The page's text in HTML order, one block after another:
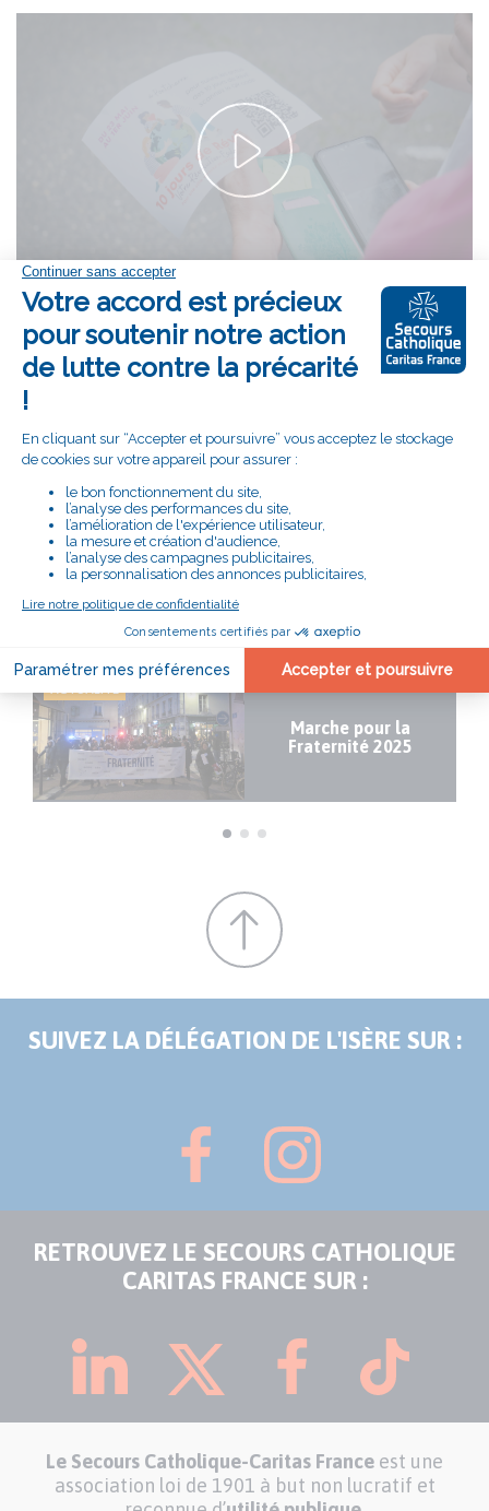
Accepter le cookie Youtube
Toutes les actualités
LIRE AUSSI
07/02/2025
ACTUALITÉ
PRISE DE POSITION
Marche pour la
Fraternité 2025
SUIVEZ LA DÉLÉGATION DE L'ISÈRE SUR :
RETROUVEZ LE SECOURS CATHOLIQUE
CARITAS FRANCE SUR :
Le Secours Catholique-Caritas France est une
association loi de 1901 à but non lucratif et